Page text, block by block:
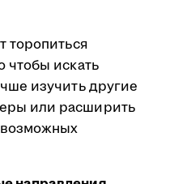
торопиться
чтобы искать
изучить другие
или расширить